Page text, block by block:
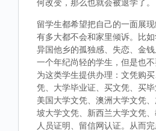
何改变，那么也就会被退学了。
留学生都希望把自己的一面展
有多大都不会和家里倾诉。比如
异国他乡的孤独感、失恋、金
一个年纪尚轻的学生，但是也
为这类学生提供办理：文凭购
凭、大学毕业证、买文凭、买毕
美国大学文凭、澳洲大学文凭
坡大学文凭、新西兰大学文凭
人员证明、留信网认证。从而完